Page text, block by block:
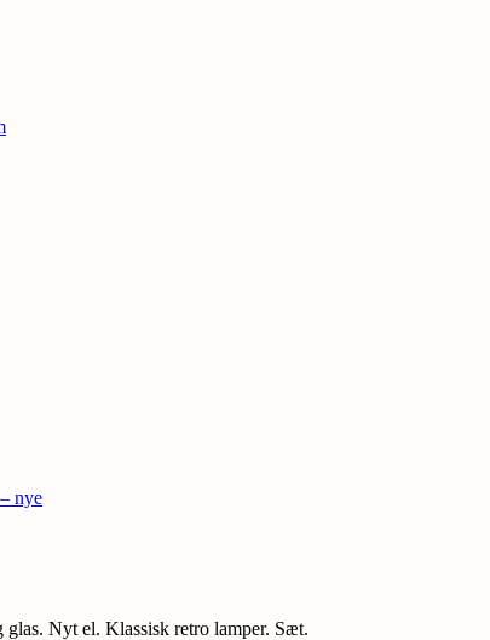
nye
Nyt el. Klassisk retro lamper. Sæt.